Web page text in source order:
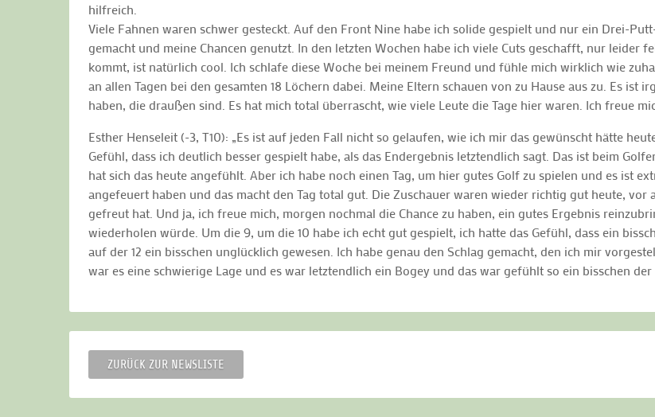
hilfreich.
Viele Fahnen waren schwer gesteckt. Auf den Front Nine habe ich solide gespielt und nur ein Drei-
gemacht und meine Chancen genutzt. In den letzten Wochen habe ich viele Cuts geschafft, nur leider
kommt, ist natürlich cool. Ich schlafe diese Woche bei meinem Freund und fühle mich wirklich wie
an allen Tagen bei den gesamten 18 Löchern dabei. Meine Eltern schauen von zu Hause aus zu. Es
haben, die draußen sind. Es hat mich total überrascht, wie viele Leute die Tage hier waren. Ich freue
Esther Henseleit (-3, T10): „Es ist auf jeden Fall nicht so gelaufen, wie ich mir das gewünscht hätte
Gefühl, dass ich deutlich besser gespielt habe, als das Endergebnis letztendlich sagt. Das ist beim
hat sich das heute angefühlt. Aber ich habe noch einen Tag, um hier gutes Golf zu spielen und es ist
angefeuert haben und das macht den Tag total gut. Die Zuschauer waren wieder richtig gut heute, vor
gefreut hat. Und ja, ich freue mich, morgen nochmal die Chance zu haben, ein gutes Ergebnis
wiederholen würde. Um die 9, um die 10 habe ich echt gut gespielt, ich hatte das Gefühl, dass ein
auf der 12 ein bisschen unglücklich gewesen. Ich habe genau den Schlag gemacht, den ich mir
war es eine schwierige Lage und es war letztendlich ein Bogey und das war gefühlt so ein bisschen der
ZURÜCK ZUR NEWSLISTE